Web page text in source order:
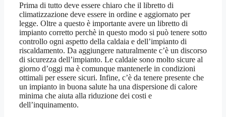
Prima di tutto deve essere chiaro che il libretto di
climatizzazione deve essere in ordine e aggiornato per
legge. Oltre a questo è importante avere un libretto di
impianto corretto perchè in questo modo si può tenere sotto
controllo ogni aspetto della caldaia e dell’impianto di
riscaldamento. Da aggiungere naturalmente c’è un discorso
di sicurezza dell’impianto. Le caldaie sono molto sicure al
giorno d’oggi ma è comunque mantenerle in condizioni
ottimali per essere sicuri. Infine, c’è da tenere presente che
un impianto in buona salute ha una dispersione di calore
minima che aiuta alla riduzione dei costi e
dell’inquinamento.